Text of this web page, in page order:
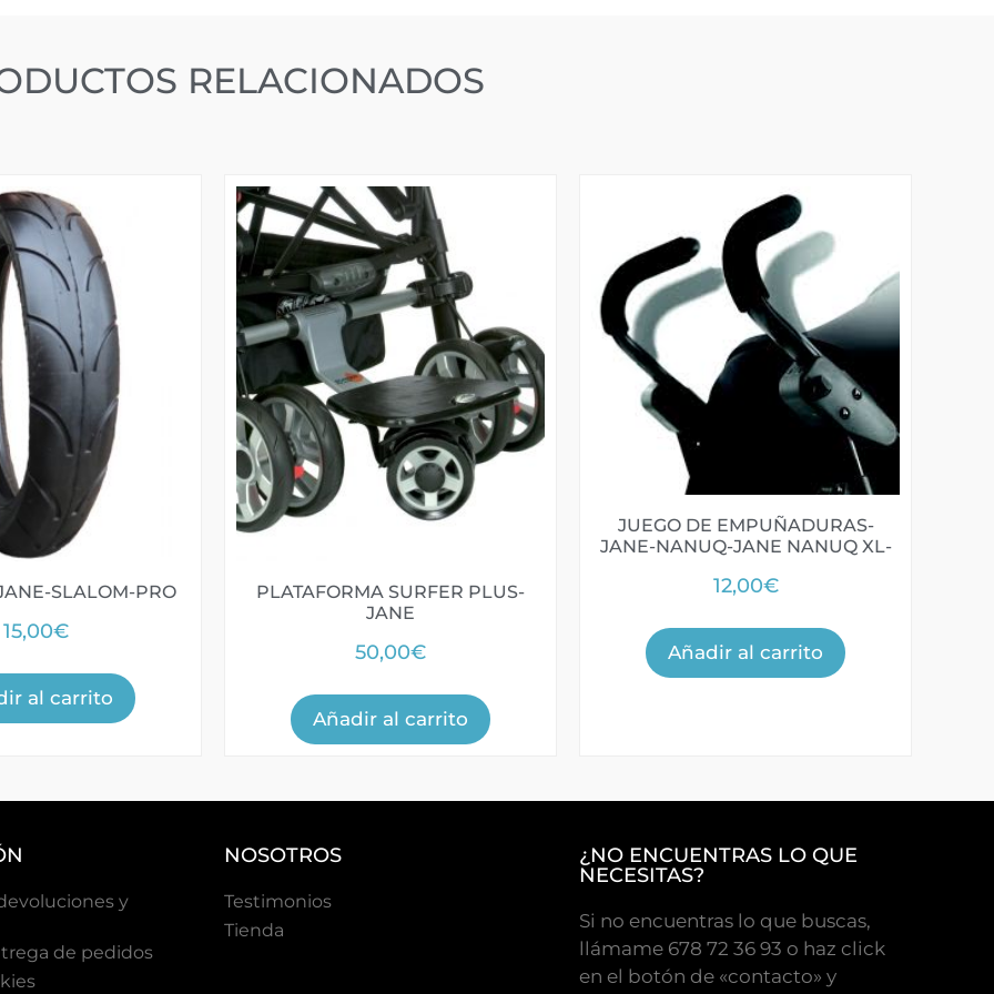
RELACIONADOS
SLALOM-PRO
15,00€
al carrito
PLATAFORMA SURFER PLUS-
JANE
50,00€
Añadir al carrito
JUEGO DE EMPUÑADURAS-
JANE-NANUQ-JANE NANUQ XL-
12,00€
Añadir al carrito
y
de pedidos
NOSOTROS
Testimonios
Tienda
¿NO ENCUENTRAS LO QUE
NECESITAS?
Si no encuentras lo que buscas,
llámame 678 72 36 93 o haz click
en el botón de «contacto» y